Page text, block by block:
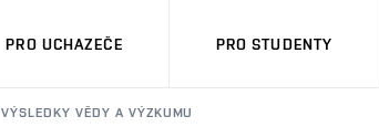
PRO UCHAZEČE PRO STUDENTY
VÝSLEDKY VĚDY A VÝZKUMU